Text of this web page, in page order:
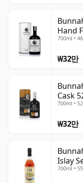
Hand
700ml •
₩32만
Cask
700ml •
₩32만
Islay
700ml •